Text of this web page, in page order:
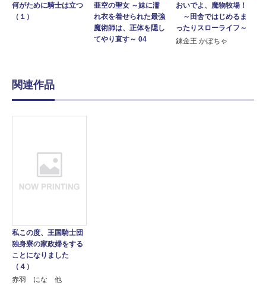
何がために騎士は立つ
（１）
亜空の聖女 ～妹に濡
れ衣を着せられた最強
魔術師は、正体を隠し
てやり直す～ 04
おいでよ、魔物牧場！
～田舎ではじめるま
ったりスローライフ～
錬金王 かぼちゃ
関連作品
私この度、王国騎士団
独身寮の家政婦をする
ことになりました
（４）
赤羽 にな 他